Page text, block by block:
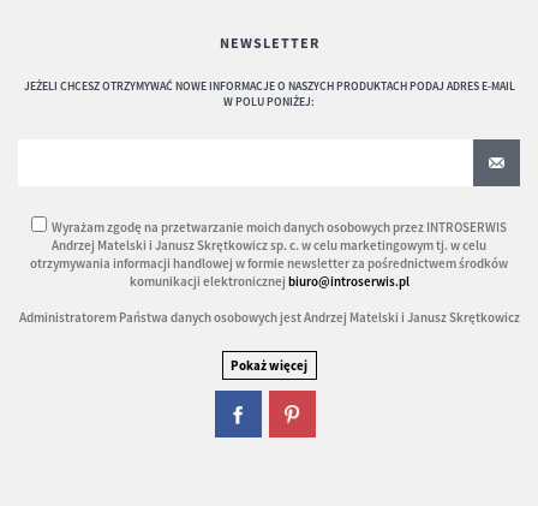
NEWSLETTER
JEŻELI CHCESZ OTRZYMYWAĆ NOWE INFORMACJE O NASZYCH PRODUKTACH PODAJ ADRES E-MAIL
W POLU PONIŻEJ:
Wyrażam zgodę na przetwarzanie moich danych osobowych przez INTROSERWIS
Andrzej Matelski i Janusz Skrętkowicz sp. c. w celu marketingowym tj. w celu
otrzymywania informacji handlowej w formie newsletter za pośrednictwem środków
komunikacji elektronicznej biuro@introserwis.pl
Administratorem Państwa danych osobowych jest Andrzej Matelski i Janusz Skrętkowicz